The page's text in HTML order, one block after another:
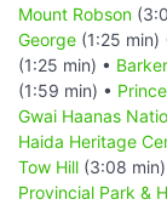
Mount Robson
George (1:25 min)
(1:25 min) •
(1:59 min) •
Gwai Haanas
Haida Heritage
Tow Hill (3:08 min)
Provincial Park &